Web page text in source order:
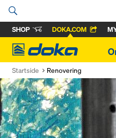
SHOP DOKA.COM
Doka
Startside Renovering